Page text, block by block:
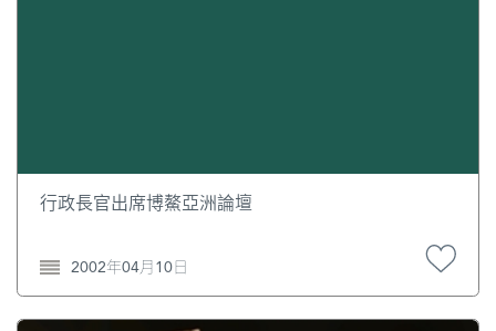
行政長官出席博鰲亞洲論壇
2002年04月10日